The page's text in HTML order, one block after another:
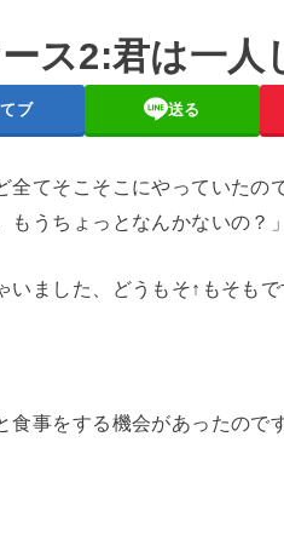
2:君は一人
ブ 送る
てそこそこにやっていたの
もうちょっとなんかないの？
ました、どうもそ↑もそもで
事をする機会があったので